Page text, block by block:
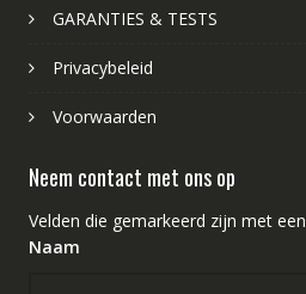
GARANTIES & TESTS
Privacybeleid
Voorwaarden
Neem contact met ons op
Velden die gemarkeerd zijn met een
Naam